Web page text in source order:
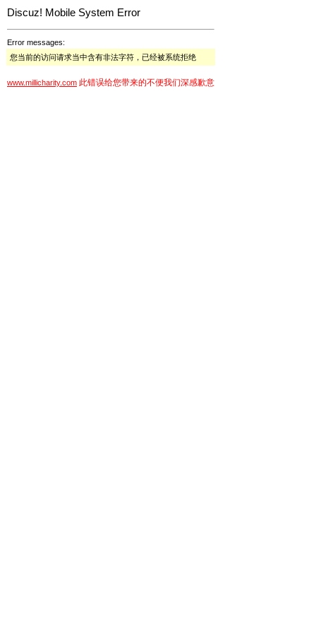
Discuz! Mobile System Error
Error messages:
您当前的访问请求当中含有非法字符，已经被系统拒绝
www.millicharity.com 此错误给您带来的不便我们深感歉意